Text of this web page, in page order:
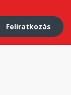
Feliratkozás